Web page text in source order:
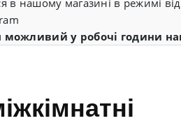
в нашому магазині в режимі
можливий у робочі години